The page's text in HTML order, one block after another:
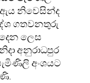
නිවෙසින්ද
ගතවනතුරු
ලෙස
අනුරාධපුර
අංශයට